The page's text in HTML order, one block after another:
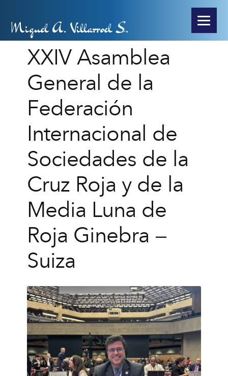
Miguel A. Villarroel S.
XXIV Asamblea
General de la
Federación
Internacional de
Sociedades de la
Cruz Roja y de la
Media Luna de
Roja Ginebra –
Suiza